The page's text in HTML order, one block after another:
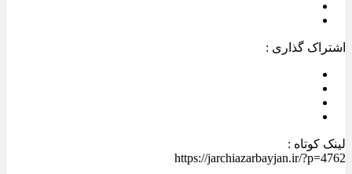
اشتراک گذاری :
لینک کوتاه :
https://jarchiazarbayjan.ir/?p=4762